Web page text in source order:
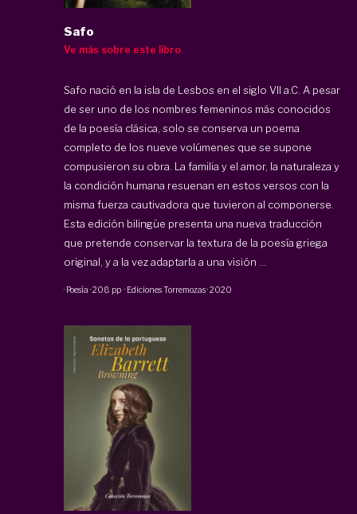
Safo
Ve más sobre este libro
Safo nació en la isla de Lesbos en el siglo VII a.C. A pesar
de ser uno de los nombres femeninos más conocidos
de la poesía clásica, solo se conserva un poema
completo de los nueve volúmenes que se supone
compusieron su obra. La familia y el amor, la naturaleza y
la condición humana resuenan en estos versos con la
misma fuerza cautivadora que tuvieron al componerse.
Esta edición bilingüe presenta una nueva traducción
que pretende conservar la textura de la poesía griega
original, y a la vez adaptarla a una visión ...
· Poesía ·208 pp · Ediciones Torremozas·2020